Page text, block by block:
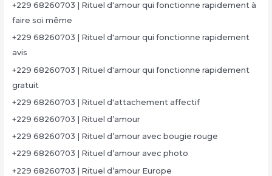
+229 68260703 | Rituel d'amour qui fonctionne rapidement à
faire soi même
+229 68260703 | Rituel d'amour qui fonctionne rapidement
avis
+229 68260703 | Rituel d'amour qui fonctionne rapidement
gratuit
+229 68260703 | Rituel d'attachement affectif
+229 68260703 | Rituel d’amour
+229 68260703 | Rituel d’amour avec bougie rouge
+229 68260703 | Rituel d’amour avec photo
+229 68260703 | Rituel d’amour Europe